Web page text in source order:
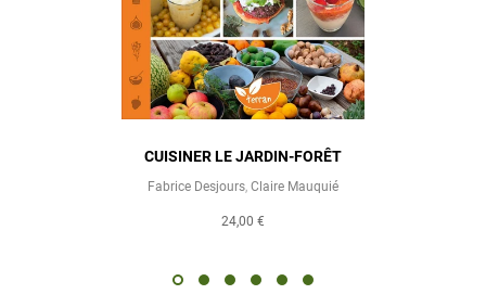
CUISINER LE JARDIN-FORÊT
Fabrice Desjours Claire Mauquié
24,00 €